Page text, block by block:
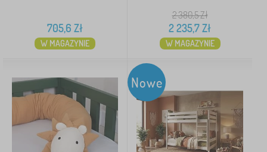
705,6 Zł
W MAGAZYNIE
2 380,5Zł
2 235,7Zł
W MAGAZYNIE
Nowe